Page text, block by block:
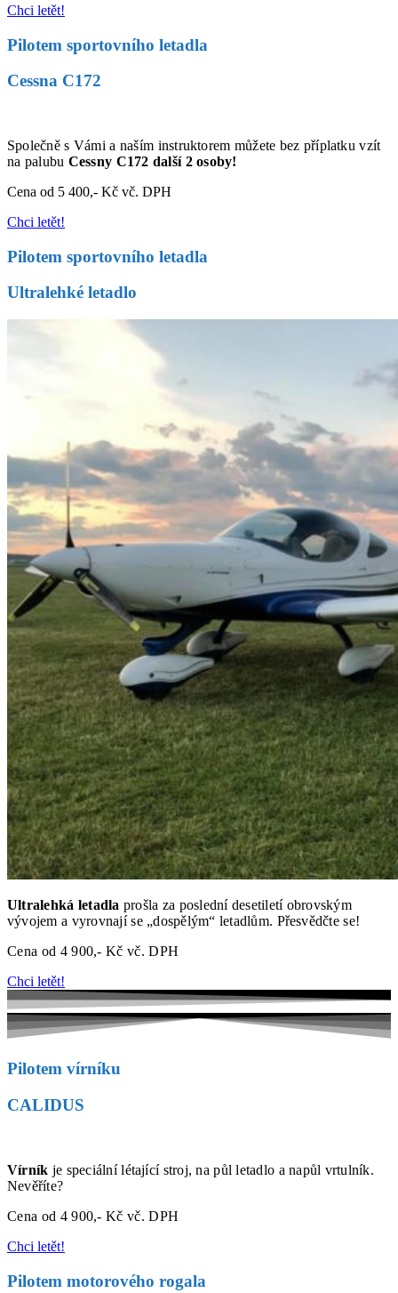
Chci letět!
Pilotem sportovního letadla
Cessna C172
Společně s Vámi a naším instruktorem můžete bez příplatku vzít
na palubu Cessny C172 další 2 osoby!
Cena od 5 400,- Kč vč. DPH
Chci letět!
Pilotem sportovního letadla
Ultralehké letadlo
Ultralehká letadla prošla za poslední desetiletí obrovským
vývojem a vyrovnají se „dospělým“ letadlům. Přesvědčte se!
Cena od 4 900,- Kč vč. DPH
Chci letět!
Pilotem vírníku
CALIDUS
Vírník je speciální létající stroj, na půl letadlo a napůl vrtulník.
Nevěříte?
Cena od 4 900,- Kč vč. DPH
Chci letět!
Pilotem motorového rogala